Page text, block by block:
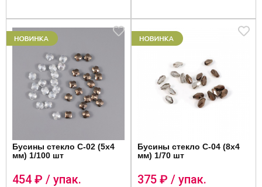
Бусины стекло C-02 (5х4
мм) 1/100 шт
454 ₽ / упак.
Бусины стекло C-04 (8х4
мм) 1/70 шт
375 ₽ / упак.